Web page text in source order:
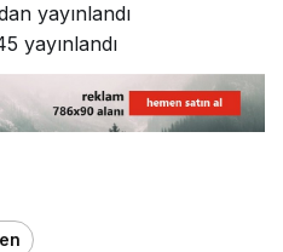
yayınlandı
yayınlandı